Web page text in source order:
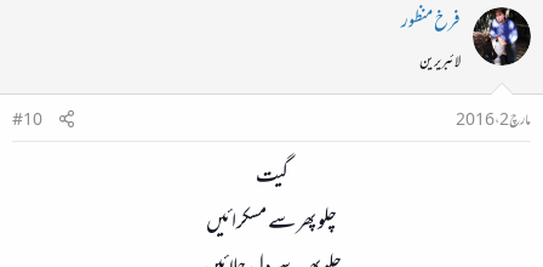
فرخ منظور
لائبریرین
مارچ 2، 2016
#10
گیت​
چلو پھر سے مسکرائیں